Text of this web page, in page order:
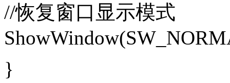
//恢复窗口显示模式
}